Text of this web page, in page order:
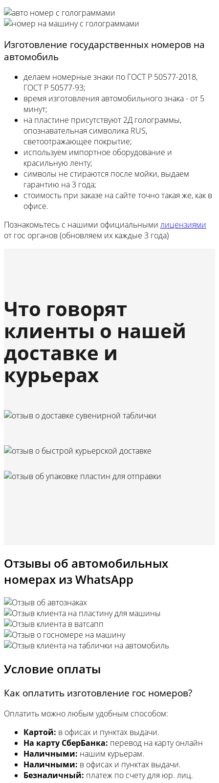
Изготовление государственных номеров на
автомобиль
делаем номерные знаки по ГОСТ Р 50577-2018,
ГОСТ Р 50577-93;
время изготовления автомобильного знака - от 5
минут;
на пластине присутствуют 2Д голограммы,
опознавательная символика RUS,
светоотражающее покрытие;
используем импортное оборудование и
красильную ленту;
символы не стираются после мойки, выдаем
гарантию на 3 года;
стоимость при заказе на сайте точно такая же, как в
офисе.
Познакомьтесь с нашими официальными лицензиями
от гос органов (обновляем их каждые 3 года)
Что говорят
клиенты о нашей
доставке и
курьерах
Отзывы об автомобильных
номерах из WhatsApp
Условие оплаты
Как оплатить изготовление гос номеров?
Оплатить можно любым удобным способом:
Картой: в офисах и пунктах выдачи.
На карту СберБанка: перевод на карту онлайн
Наличными: нашим курьерам.
Наличными: в офисах и пунктах выдачи.
Безналичный: платеж по счету для юр. лиц.